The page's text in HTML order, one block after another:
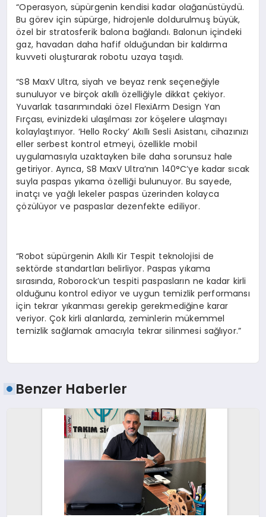
“Operasyon, süpürgenin kendisi kadar olağanüstüydü.
Bu görev için süpürge, hidrojenle doldurulmuş büyük,
özel bir stratosferik balona bağlandı. Balonun içindeki
gaz, havadan daha hafif olduğundan bir kaldırma
kuvveti oluşturarak robotu uzaya taşıdı.
“S8 MaxV Ultra, siyah ve beyaz renk seçeneğiyle
sunuluyor ve birçok akıllı özelliğiyle dikkat çekiyor.
Yuvarlak tasarımındaki özel FlexiArm Design Yan
Fırçası, evinizdeki ulaşılması zor köşelere ulaşmayı
kolaylaştırıyor. ‘Hello Rocky’ Akıllı Sesli Asistanı, cihazınızı
eller serbest kontrol etmeyi, özellikle mobil
uygulamasıyla uzaktayken bile daha sorunsuz hale
getiriyor. Ayrıca, S8 MaxV Ultra’nın 140°C’ye kadar sıcak
suyla paspas yıkama özelliği bulunuyor. Bu sayede,
inatçı ve yağlı lekeler paspas üzerinden kolayca
çözülüyor ve paspaslar dezenfekte ediliyor.
“Robot süpürgenin Akıllı Kir Tespit teknolojisi de
sektörde standartları belirliyor. Paspas yıkama
sırasında, Roborock’un tespiti paspasların ne kadar kirli
olduğunu kontrol ediyor ve uygun temizlik performansı
için tekrar yıkanması gerekip gerekmediğine karar
veriyor. Çok kirli alanlarda, zeminlerin mükemmel
temizlik sağlamak amacıyla tekrar silinmesi sağlıyor.”
Benzer Haberler